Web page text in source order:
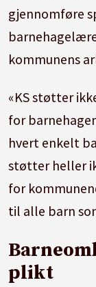
gjennomføre
kommunens
«KS støtter
for
hvert enkelt
støtter heller
for
til alle barn
plikt